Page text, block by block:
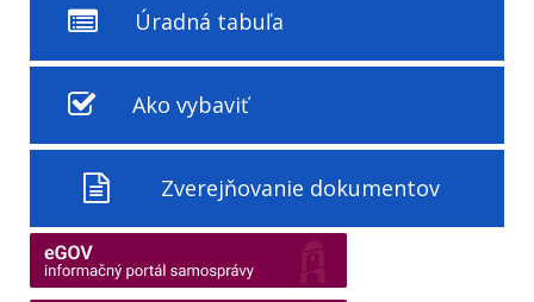
Úradná tabuľa
Ako vybaviť
Zverejňovanie dokumentov